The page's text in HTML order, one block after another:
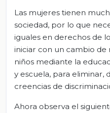
Las mujeres tienen
sociedad, por lo que
iguales en derechos de
iniciar con un cambio de
niños mediante la
y escuela, para eliminar,
creencias de
Ahora observa el